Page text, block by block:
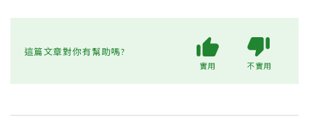
這篇文章對你有幫助嗎?
實用 不實用